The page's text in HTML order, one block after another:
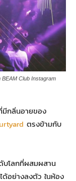
Club Instagram
กลิ่นอายของ
ตรงข้ามกับ
บโลกที่ผสมผสาน
ด้อย่างลงตัว ในห้อง